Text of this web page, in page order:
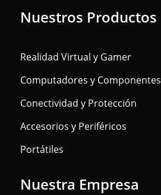
Nuestros Productos
Realidad Virtual y Gamer
Computadores y Componentes
Conectividad y Protección
Accesorios y Periféricos
Portátiles
Nuestra Empresa